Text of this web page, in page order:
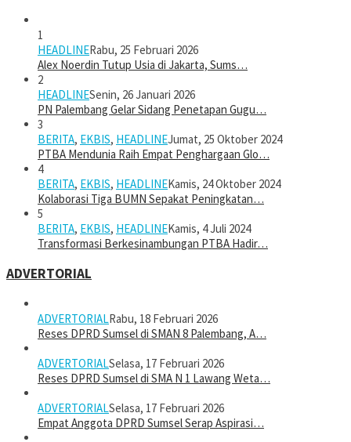
1
HEADLINERabu, 25 Februari 2026
Alex Noerdin Tutup Usia di Jakarta, Sums…
2
HEADLINESenin, 26 Januari 2026
PN Palembang Gelar Sidang Penetapan Gugu…
3
BERITA, EKBIS, HEADLINEJumat, 25 Oktober 2024
PTBA Mendunia Raih Empat Penghargaan Glo…
4
BERITA, EKBIS, HEADLINEKamis, 24 Oktober 2024
Kolaborasi Tiga BUMN Sepakat Peningkatan…
5
BERITA, EKBIS, HEADLINEKamis, 4 Juli 2024
Transformasi Berkesinambungan PTBA Hadir…
ADVERTORIAL
ADVERTORIALRabu, 18 Februari 2026
Reses DPRD Sumsel di SMAN 8 Palembang, A…
ADVERTORIALSelasa, 17 Februari 2026
Reses DPRD Sumsel di SMA N 1 Lawang Weta…
ADVERTORIALSelasa, 17 Februari 2026
Empat Anggota DPRD Sumsel Serap Aspirasi…